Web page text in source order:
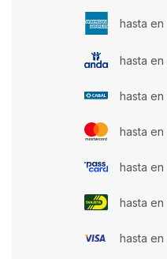
hasta en
hasta en
hasta en
hasta en
hasta en
hasta en
hasta en